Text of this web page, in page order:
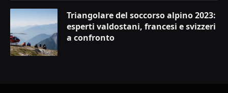
Triangolare del soccorso alpino 2023:
esperti valdostani, francesi e svizzeri
a confronto